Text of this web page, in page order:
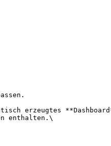
erzeugtes
enthalten.\